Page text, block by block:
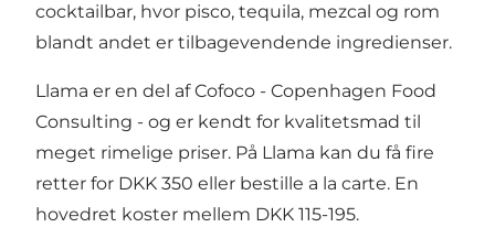
cocktailbar, hvor pisco, tequila, mezcal og rom
blandt andet er tilbagevendende ingredienser.
Llama er en del af Cofoco - Copenhagen Food
Consulting - og er kendt for kvalitetsmad til
meget rimelige priser. På Llama kan du få fire
retter for DKK 350 eller bestille a la carte. En
hovedret koster mellem DKK 115-195.